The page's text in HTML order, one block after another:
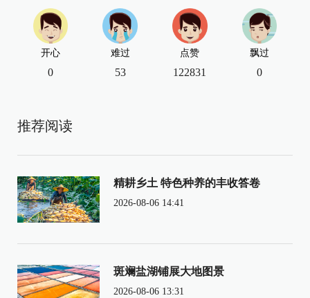
开心
0
难过
53
点赞
122831
飘过
0
推荐阅读
精耕乡土 特色种养的丰收答卷
2026-08-06 14:41
斑斓盐湖铺展大地图景
2026-08-06 13:31